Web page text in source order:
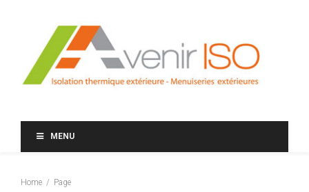
MENU
Home Page